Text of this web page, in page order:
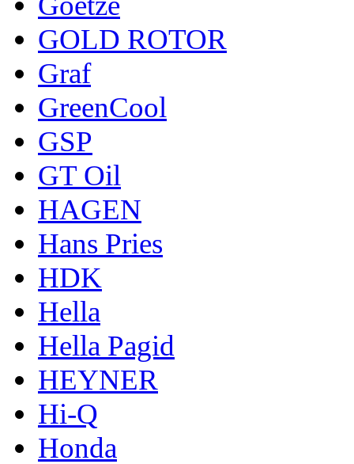
GOLD ROTOR
Graf
GreenCool
GSP
GT Oil
HAGEN
Hans Pries
HDK
Hella
Hella Pagid
HEYNER
Hi-Q
Honda